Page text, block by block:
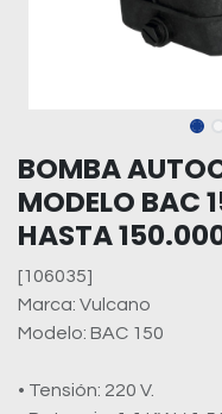
BOMBA
MODELO BAC
HASTA
[106035]
Marca: Vulcano
Modelo: BAC 150
• Tensión: 220 V.